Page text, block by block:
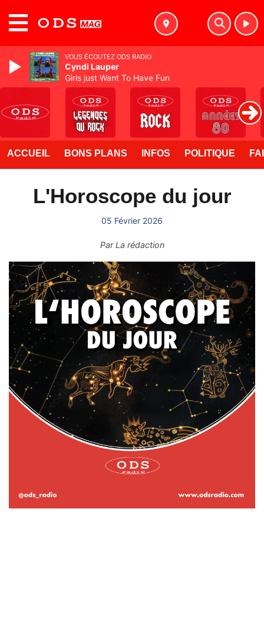
ACCUEIL BONS PLANS INFOS POLITIQUE
L'Horoscope du jour
05 Février 2026
ParLa rédaction
VOUS ÉCOUTEZ ODS RADIO
Cyndi Lauper
Girls just Want To Have Fun